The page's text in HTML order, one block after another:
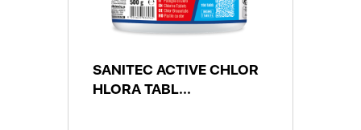
SANITEC ACTIVE CHLOR
HLORA TABL...